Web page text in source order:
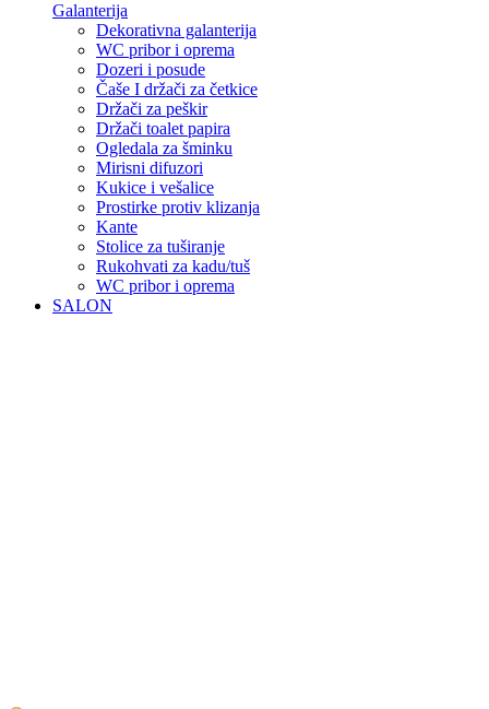
Galanterija
Dekorativna galanterija
WC pribor i oprema
Dozeri i posude
Čaše I držači za četkice
Držači za peškir
Držači toalet papira
Ogledala za šminku
Mirisni difuzori
Kukice i vešalice
Prostirke protiv klizanja
Kante
Stolice za tuširanje
Rukohvati za kadu/tuš
WC pribor i oprema
SALON